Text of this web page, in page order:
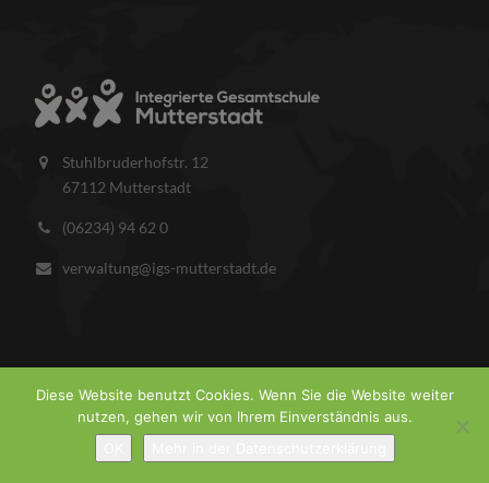
Stuhlbruderhofstr. 12
67112 Mutterstadt
(06234) 94 62 0
verwaltung@igs-mutterstadt.de
COPYRIGHT © 2026 IGS MUTTERSTADT. IMPRESSUM DATENSCHUTZ
Diese Website benutzt Cookies. Wenn Sie die Website weiter
nutzen, gehen wir von Ihrem Einverständnis aus.